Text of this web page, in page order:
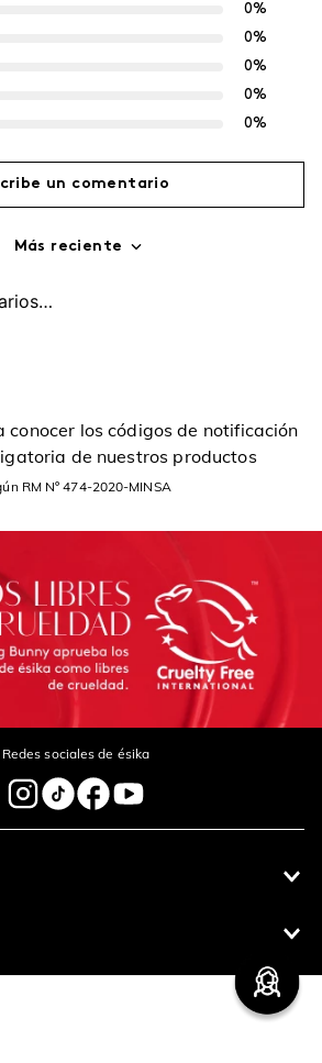
0%
0%
0%
0%
0%
un comentario
Enviar Comentario
Más reciente
los códigos de notificación
de nuestros productos
RM Nº 474-2020-MINSA
Redes sociales de ésika